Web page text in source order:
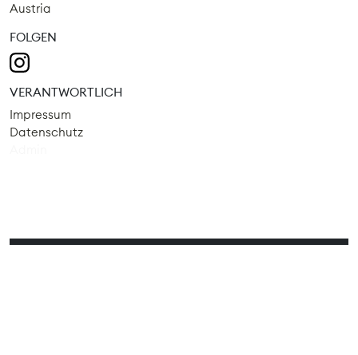
Austria
FOLGEN
VERANTWORTLICH
Impressum
Datenschutz